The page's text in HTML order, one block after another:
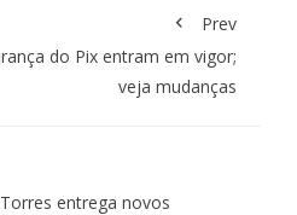
Prev
do Pix entram em vigor;
veja mudanças
entrega novos